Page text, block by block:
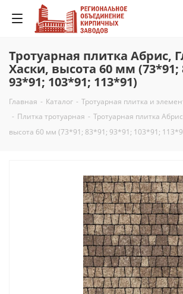
Тротуарная плитка Абрис,
Хаски, высота 60 мм (73*91;
93*91; 103*91; 113*91)
Главная - Каталог - Тротуарная плитка и
- Плитка тротуарная - Тротуарная плитка
высота 60 мм (73*91; 83*91; 93*91; 103*91;